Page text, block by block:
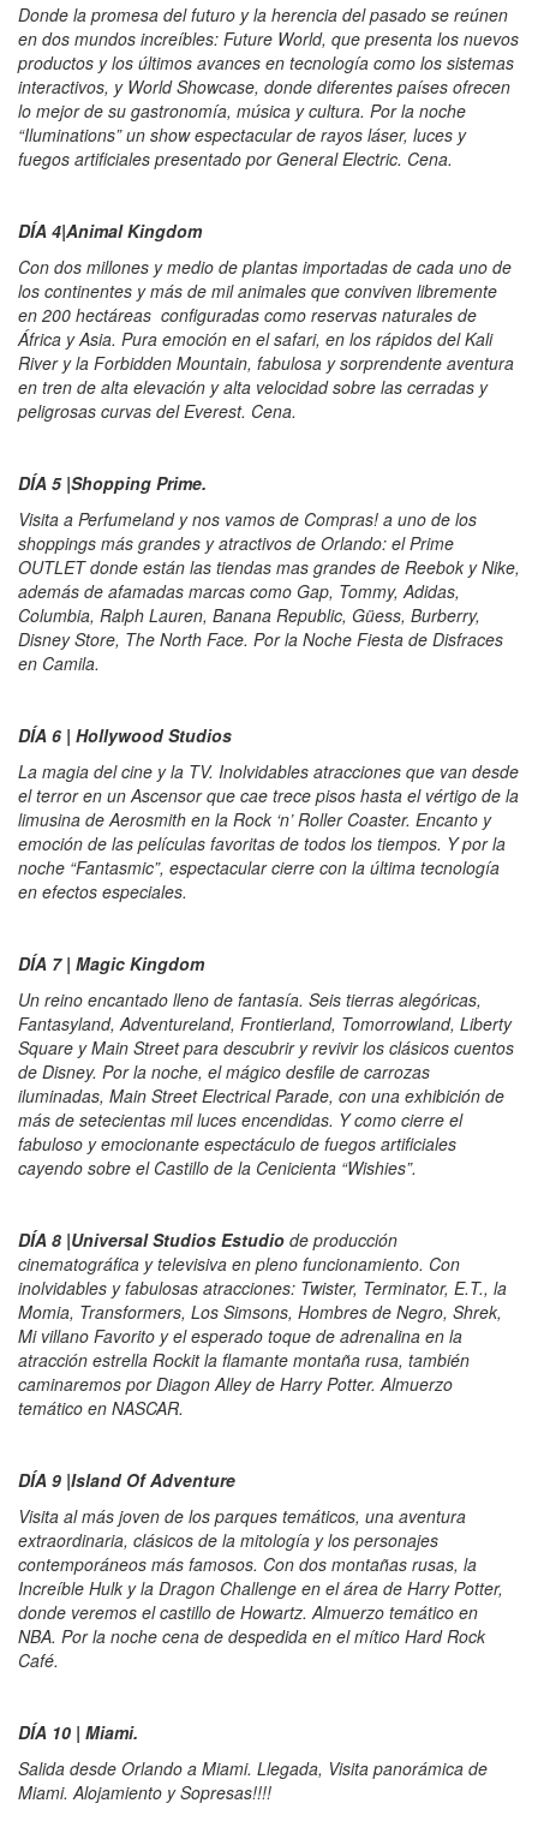
Donde la promesa del futuro y la herencia del pasado se reúnen
en dos mundos increíbles: Future World, que presenta los nuevos
productos y los últimos avances en tecnología como los sistemas
interactivos, y World Showcase, donde diferentes países ofrecen
lo mejor de su gastronomía, música y cultura. Por la noche
“Iluminations” un show espectacular de rayos láser, luces y
fuegos artificiales presentado por General Electric. Cena.
DÍA 4|Animal Kingdom
Con dos millones y medio de plantas importadas de cada uno de
los continentes y más de mil animales que conviven libremente
en 200 hectáreas configuradas como reservas naturales de
África y Asia. Pura emoción en el safari, en los rápidos del Kali
River y la Forbidden Mountain, fabulosa y sorprendente aventura
en tren de alta elevación y alta velocidad sobre las cerradas y
peligrosas curvas del Everest. Cena.
DÍA 5 |Shopping Prime.
Visita a Perfumeland y nos vamos de Compras! a uno de los
shoppings más grandes y atractivos de Orlando: el Prime
OUTLET donde están las tiendas mas grandes de Reebok y Nike,
además de afamadas marcas como Gap, Tommy, Adidas,
Columbia, Ralph Lauren, Banana Republic, Güess, Burberry,
Disney Store, The North Face. Por la Noche Fiesta de Disfraces
en Camila.
DÍA 6 | Hollywood Studios
La magia del cine y la TV. Inolvidables atracciones que van desde
el terror en un Ascensor que cae trece pisos hasta el vértigo de la
limusina de Aerosmith en la Rock ‘n’ Roller Coaster. Encanto y
emoción de las películas favoritas de todos los tiempos. Y por la
noche “Fantasmic”, espectacular cierre con la última tecnología
en efectos especiales.
DÍA 7 | Magic Kingdom
Un reino encantado lleno de fantasía. Seis tierras alegóricas,
Fantasyland, Adventureland, Frontierland, Tomorrowland, Liberty
Square y Main Street para descubrir y revivir los clásicos cuentos
de Disney. Por la noche, el mágico desfile de carrozas
iluminadas, Main Street Electrical Parade, con una exhibición de
más de setecientas mil luces encendidas. Y como cierre el
fabuloso y emocionante espectáculo de fuegos artificiales
cayendo sobre el Castillo de la Cenicienta “Wishies”.
DÍA 8 |Universal Studios Estudio de producción
cinematográfica y televisiva en pleno funcionamiento. Con
inolvidables y fabulosas atracciones: Twister, Terminator, E.T., la
Momia, Transformers, Los Simsons, Hombres de Negro, Shrek,
Mi villano Favorito y el esperado toque de adrenalina en la
atracción estrella Rockit la flamante montaña rusa, también
caminaremos por Diagon Alley de Harry Potter. Almuerzo
temático en NASCAR.
DÍA 9 |Island Of Adventure
Visita al más joven de los parques temáticos, una aventura
extraordinaria, clásicos de la mitología y los personajes
contemporáneos más famosos. Con dos montañas rusas, la
Increíble Hulk y la Dragon Challenge en el área de Harry Potter,
donde veremos el castillo de Howartz. Almuerzo temático en
NBA. Por la noche cena de despedida en el mítico Hard Rock
Café.
DÍA 10 | Miami.
Salida desde Orlando a Miami. Llegada, Visita panorámica de
Miami. Alojamiento y Sopresas!!!!